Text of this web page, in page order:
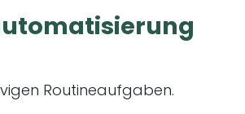
Routineaufgaben.